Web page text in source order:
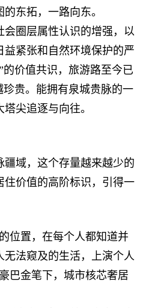
东拓，一路向东。
会圈层属性认识的增强，以
益紧张和自然环境保护的严
的价值共识，旅游路至今已
珍贵。能拥有泉城贵脉的一
尖追逐与向往。
疆域，这个存量越来越少的
住价值的高阶标识，引得一
位置，在每个人都知道并
无法窥及的生活，上演个人
巴金笔下，城市核芯奢居